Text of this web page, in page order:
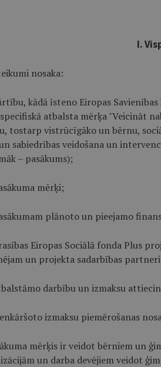
I.
nosaka:
kādā īsteno Eiropas
atbalsta mērķa "Veicināt
tostarp vistrūcīgāko un bērnu,
sabiedrības veidošana un
– pasākums);
mērķi;
plānoto un pieejamo
Eiropas Sociālā fonda Plus
un projekta sadarbības
darbību un izmaksu
izmaksu piemērošanas
mērķis ir veidot bērniem un
un darba devējiem veidot